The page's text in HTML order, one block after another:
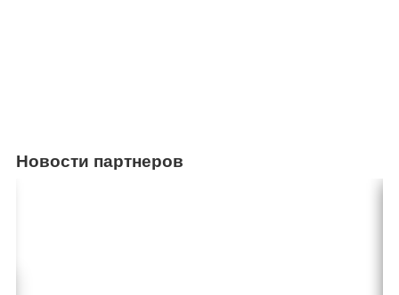
Новости партнеров